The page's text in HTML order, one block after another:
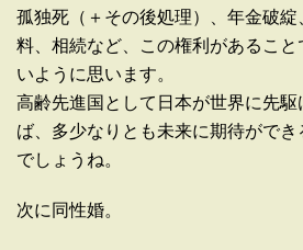
孤独死（＋その後処理）、年金破
料、相続など、この権利があるこ
いように思います。
高齢先進国として日本が世界に先
ば、多少なりとも未来に期待がで
でしょうね。
次に同性婚。